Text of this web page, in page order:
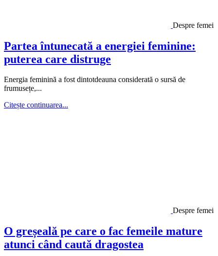
Despre femei
Partea întunecată a energiei feminine:
puterea care distruge
Energia feminină a fost dintotdeauna considerată o sursă de
frumusețe,...
Citește continuarea...
Despre femei
O greșeală pe care o fac femeile mature
atunci când caută dragostea